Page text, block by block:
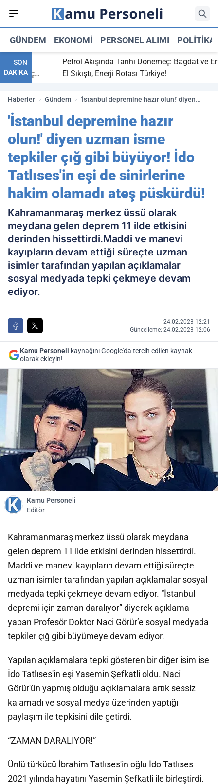
GÜNDEM EKONOMI PERSONEL ALIMI POLITIKA
SON
DAKİKA
bitti,
maç
Petrol Akışında Tarihi Dönemeç: Bağdat ve Erbil
El Sıkıştı, Enerji Rotası Türkiye!
Haberler Gündem
'İstanbul depremine hazır olun!' diyen
Tatlıses'in eşi de sinirlerine hakim
olamadı ateş püskürdü!
'İstanbul depremine hazır
olun!' diyen uzman isme
tepkiler çığ gibi büyüyor! İdo
Tatlıses'in eşi de sinirlerine
hakim olamadı ateş püskürdü!
Kahramanmaraş merkez üssü olarak
meydana gelen deprem 11 ilde etkisini
derinden hissettirdi.Maddi ve manevi
kayıpların devam ettiği süreçte uzman
isimler tarafından yapılan açıklamalar
sosyal medyada tepki çekmeye devam
ediyor.
24.02.2023 12:21
Güncelleme: 24.02.2023 12:06
Kamu Personeli kaynağını Google'da tercih edilen kaynak
olarak ekleyin!
Kamu Personeli
Editör
Kahramanmaraş merkez üssü olarak meydana
gelen deprem 11 ilde etkisini derinden hissettirdi.
Maddi ve manevi kayıpların devam ettiği süreçte
uzman isimler tarafından yapılan açıklamalar sosyal
medyada tepki çekmeye devam ediyor. “İstanbul
depremi için zaman daralıyor” diyerek açıklama
yapan Profesör Doktor Naci Görür’e sosyal medyada
tepkiler çığ gibi büyümeye devam ediyor.
Yapılan açıklamalara tepki gösteren bir diğer isim ise
İdo Tatlıses'in eşi Yasemin Şefkatli oldu. Naci
Görür'ün yapmış olduğu açıklamalara artık sessiz
kalamadı ve sosyal medya üzerinden yaptığı
paylaşım ile tepkisini dile getirdi.
“ZAMAN DARALIYOR!”
Ünlü türkücü İbrahim Tatlıses'in oğlu İdo Tatlıses
2021 yılında hayatını Yasemin Şefkatli ile birleştirdi.